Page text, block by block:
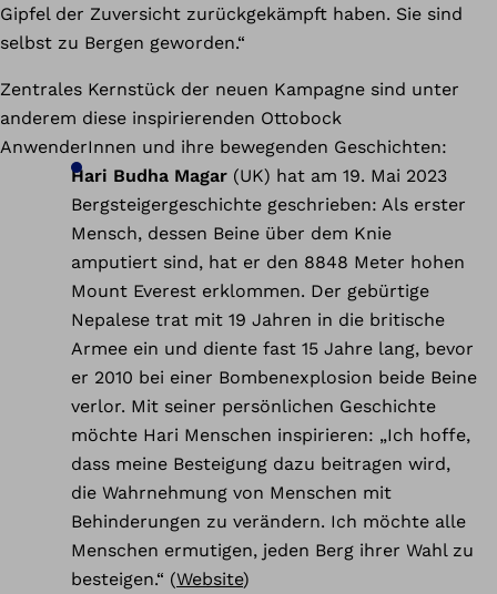
Gipfel der Zuversicht zurückgekämpft haben. Sie sind
selbst zu Bergen geworden.“
Zentrales Kernstück der neuen Kampagne sind unter
anderem diese inspirierenden Ottobock
AnwenderInnen und ihre bewegenden Geschichten:
Hari Budha Magar (UK) hat am 19. Mai 2023
Bergsteigergeschichte geschrieben: Als erster
Mensch, dessen Beine über dem Knie
amputiert sind, hat er den 8848 Meter hohen
Mount Everest erklommen. Der gebürtige
Nepalese trat mit 19 Jahren in die britische
Armee ein und diente fast 15 Jahre lang, bevor
er 2010 bei einer Bombenexplosion beide Beine
verlor. Mit seiner persönlichen Geschichte
möchte Hari Menschen inspirieren: „Ich hoffe,
dass meine Besteigung dazu beitragen wird,
die Wahrnehmung von Menschen mit
Behinderungen zu verändern. Ich möchte alle
Menschen ermutigen, jeden Berg ihrer Wahl zu
besteigen.“ (Website)